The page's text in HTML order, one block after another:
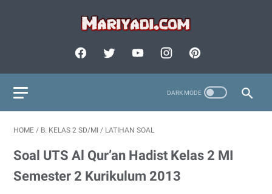
HOME / B. KELAS 2 SD/MI / LATIHAN SOAL
Soal UTS Al Qur’an Hadist Kelas 2 MI
Semester 2 Kurikulum 2013